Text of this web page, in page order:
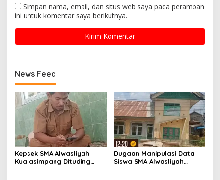
Simpan nama, email, dan situs web saya pada peramban
ini untuk komentar saya berikutnya.
News Feed
Kepsek SMA Alwasliyah
Kualasimpang Dituding
Dugaan Manipulasi Data
Siswa SMA Alwasliyah